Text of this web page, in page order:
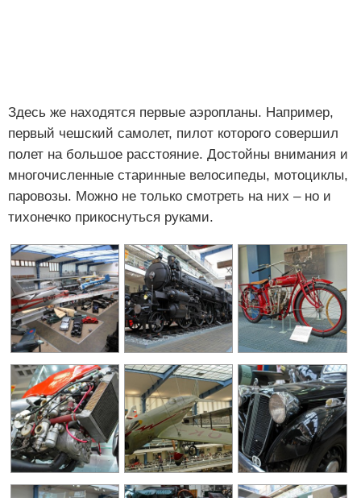
Здесь же находятся первые аэропланы. Например,
первый чешский самолет, пилот которого совершил
полет на большое расстояние. Достойны внимания и
многочисленные старинные велосипеды, мотоциклы,
паровозы. Можно не только смотреть на них – но и
тихонечко прикоснуться руками.